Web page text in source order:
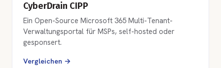
CyberDrain CIPP
Ein Open-Source Microsoft 365 Multi-Tenant-
Verwaltungsportal für MSPs, self-hosted oder
gesponsert.
Vergleichen →